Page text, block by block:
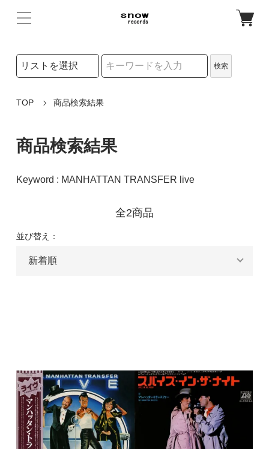
検索リストの選択
検索
TOP 商品検索結果
商品検索結果
Keyword : MANHATTAN TRANSFER live
全2商品
並び替え：